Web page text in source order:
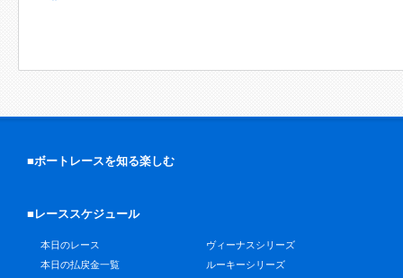
■ボートレースを知る楽しむ
■レーススケジュール
本日のレース
本日の払戻金一覧
ヴィーナスシリーズ
ルーキーシリーズ